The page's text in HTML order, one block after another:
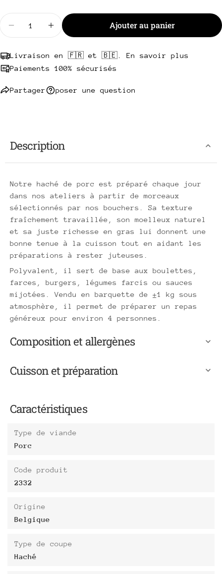
Diminuer la quantité pour Haché de porc
Augmenter la quantité pour Haché de
Ajouter au panier
Livraison en 🇫🇷 et 🇧🇪. En savoir plus
Paiements 100% sécurisés
Partager poser une question
Envoyer une question
Description
Notre haché de porc est préparé chaque jour
dans nos ateliers à partir de morceaux
sélectionnés par nos bouchers. Sa texture
fraîchement travaillée, son moelleux naturel
et sa juste richesse en gras lui donnent une
bonne tenue à la cuisson tout en aidant les
préparations à rester juteuses.
Polyvalent, il sert de base aux boulettes,
farces, burgers, légumes farcis ou sauces
mijotées. Vendu en barquette de ±1 kg sous
atmosphère, il permet de préparer un repas
généreux pour environ 4 personnes.
Composition et allergènes
Cuisson et préparation
Caractéristiques
Type de viande
Porc
Code produit
2332
Origine
Belgique
Type de coupe
Haché